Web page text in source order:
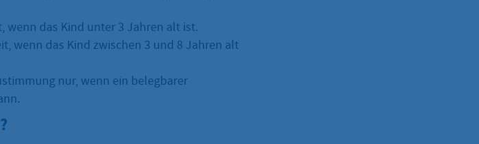
wenn das Kind unter 3 Jahren alt ist.
wenn das Kind zwischen 3 und 8 Jahren alt
nur, wenn ein belegbarer